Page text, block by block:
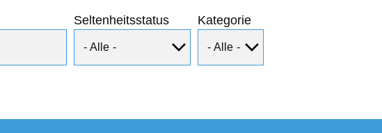
Seltenheitsstatus Kategorie